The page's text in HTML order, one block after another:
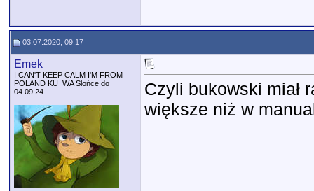
03.07.2020, 09:17
Emek
I CAN'T KEEP CALM I'M FROM
POLAND KU_WA Słońce do
04.09.24
Czyli bukowski miał
większe niż w